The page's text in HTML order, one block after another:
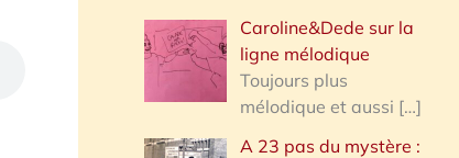
Caroline&Dede sur la
ligne mélodique
Toujours plus
mélodique et aussi […]
A 23 pas du mystère :